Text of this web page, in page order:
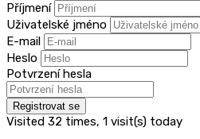
Příjmení
Uživatelské jméno
E-mail
Heslo
Potvrzení hesla
Registrovat se
Visited 32 times, 1 visit(s) today